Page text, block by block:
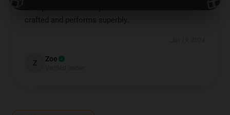
crafted and performs superbly.
Z Zoe